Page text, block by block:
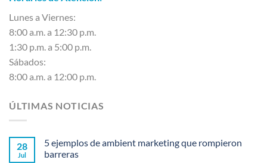
Lunes a Viernes:
8:00 a.m. a 12:30 p.m.
1:30 p.m. a 5:00 p.m.
Sábados:
8:00 a.m. a 12:00 p.m.
ÚLTIMAS NOTICIAS
28
Jul
5 ejemplos de ambient marketing que rompieron
barreras